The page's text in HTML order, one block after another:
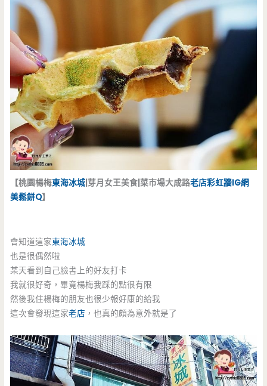
【桃園楊梅東海冰城|芽月女王美食|菜市場大成路老店彩虹牆IG網
美鬆餅Q】
會知道這家東海冰城
也是很偶然啦
某天看到自己臉書上的好友打卡
我就很好奇，畢竟楊梅我踩的點很有限
然後我住楊梅的朋友也很少報好康的給我
這次會發現這家老店 ，也真的頗為意外就是了